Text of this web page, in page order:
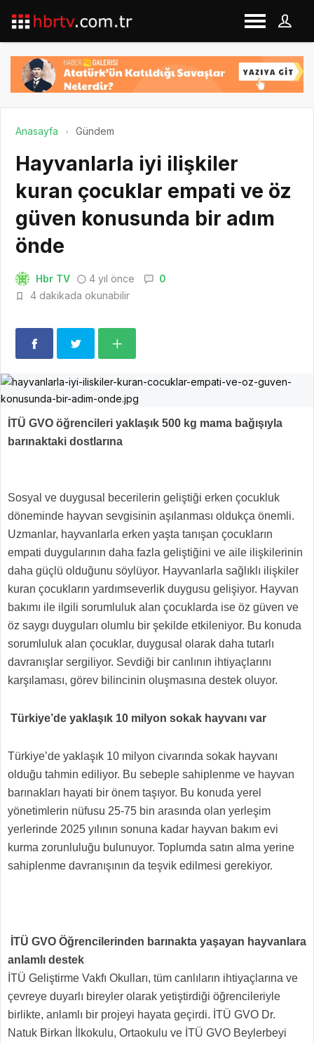
Anasayfa Gündem
Hayvanlarla iyi ilişkiler
kuran çocuklar empati ve öz
güven konusunda bir adım
önde
Hbr TV 4 yıl önce
0
4 dakikada okunabilir
İTÜ GVO öğrencileri yaklaşık 500 kg mama bağışıyla
barınaktaki dostlarına
Sosyal ve duygusal becerilerin geliştiği erken çocukluk
döneminde hayvan sevgisinin aşılanması oldukça önemli.
Uzmanlar, hayvanlarla erken yaşta tanışan çocukların
empati duygularının daha fazla geliştiğini ve aile ilişkilerinin
daha güçlü olduğunu söylüyor. Hayvanlarla sağlıklı ilişkiler
kuran çocukların yardımseverlik duygusu gelişiyor. Hayvan
bakımı ile ilgili sorumluluk alan çocuklarda ise öz güven ve
öz saygı duyguları olumlu bir şekilde etkileniyor. Bu konuda
sorumluluk alan çocuklar, duygusal olarak daha tutarlı
davranışlar sergiliyor. Sevdiği bir canlının ihtiyaçlarını
karşılaması, görev bilincinin oluşmasına destek oluyor.
Türkiye’de yaklaşık 10 milyon sokak hayvanı var
Türkiye’de yaklaşık 10 milyon civarında sokak hayvanı
olduğu tahmin ediliyor. Bu sebeple sahiplenme ve hayvan
barınakları hayati bir önem taşıyor. Bu konuda yerel
yönetimlerin nüfusu 25-75 bin arasında olan yerleşim
yerlerinde 2025 yılının sonuna kadar hayvan bakım evi
kurma zorunluluğu bulunuyor. Toplumda satın alma yerine
sahiplenme davranışının da teşvik edilmesi gerekiyor.
İTÜ GVO Öğrencilerinden barınakta yaşayan hayvanlara
anlamlı destek
İTÜ Geliştirme Vakfı Okulları, tüm canlıların ihtiyaçlarına ve
çevreye duyarlı bireyler olarak yetiştirdiği öğrencileriyle
birlikte, anlamlı bir projeyi hayata geçirdi. İTÜ GVO Dr.
Natuk Birkan İlkokulu, Ortaokulu ve İTÜ GVO Beylerbeyi